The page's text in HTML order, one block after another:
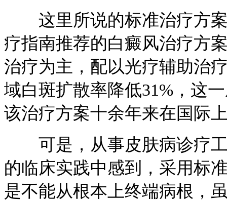
这里所说的标准治疗方案
疗指南推荐的白癜风治疗方
治疗为主，配以光疗辅助治
域白斑扩散率降低31%，这
该治疗方案十余年来在国际
可是，从事皮肤病诊疗工
的临床实践中感到，采用标
是不能从根本上终端病根，